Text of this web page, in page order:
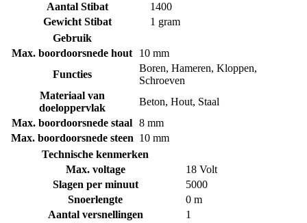
Aantal Stibat
1400
Gewicht Stibat
1 gram
Gebruik
Max. boordoorsnede hout
10 mm
Functies
Boren, Hameren, Kloppen,
Schroeven
Materiaal van
doeloppervlak
Beton, Hout, Staal
Max. boordoorsnede staal 8 mm
Max. boordoorsnede steen 10 mm
Technische kenmerken
Max. voltage
18 Volt
Slagen per minuut
5000
Snoerlengte
0 m
Aantal versnellingen
1